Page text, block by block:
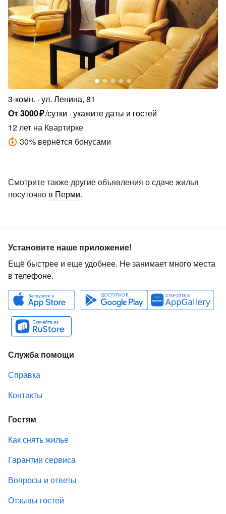
3-комн. ул. Ленина, 81
От3000₽/сутки укажите даты и гостей
12 лет на Квартирке
30% вернётся бонусами
Смотрите также другие объявления о сдаче жилья
посуточно в Перми.
Установите наше приложение!
Ещё быстрее и еще удобнее. Не занимает много места
в телефоне.
Служба помощи
Справка
Контакты
Гостям
Как снять жилье
Гарантии сервиса
Вопросы и ответы
Отзывы гостей